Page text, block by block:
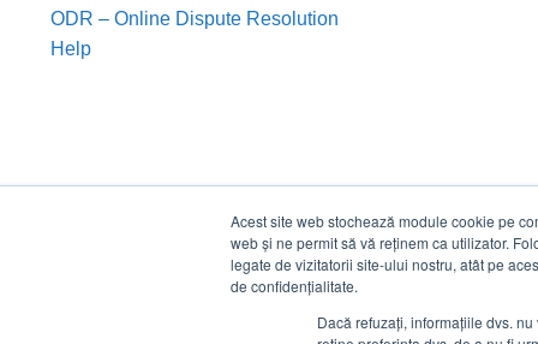
Acest site web stochează module cookie pe
web și ne permit să vă reținem ca utilizator.
legate de vizitatorii site-ului nostru, atât pe
de confidențialitate.
Dacă refuzați, informațiile dvs.
ODR – Online Dispute Resolution
Help